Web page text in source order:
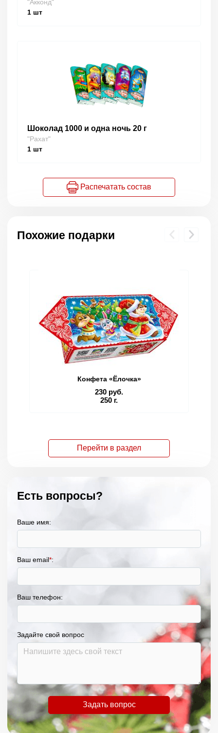
"Акконд"
1 шт
Шоколад 1000 и одна ночь 20 г
"Рахат"
1 шт
Распечатать состав
Похожие подарки
Конфета «Ёлочка»
230 руб.
250 г.
Перейти в раздел
Есть вопросы?
Ваше имя:
Ваш email*:
Ваш телефон:
Задайте свой вопрос
Задать вопрос